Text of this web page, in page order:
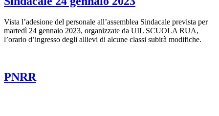
Vista l’adesione del personale all’assemblea Sindacale prevista per
martedì 24 gennaio 2023, organizzate da UIL SCUOLA RUA,
l’orario d’ingresso degli allievi di alcune classi subirà modifiche.
PNRR